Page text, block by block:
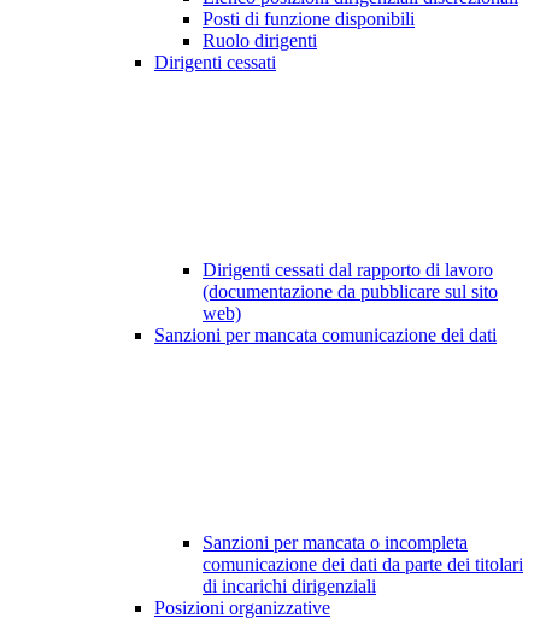
Posti di funzione disponibili
Ruolo dirigenti
Dirigenti cessati
Dirigenti cessati dal rapporto di lavoro
(documentazione da pubblicare sul sito
web)
Sanzioni per mancata comunicazione dei dati
Sanzioni per mancata o incompleta
comunicazione dei dati da parte dei titolari
di incarichi dirigenziali
Posizioni organizzative